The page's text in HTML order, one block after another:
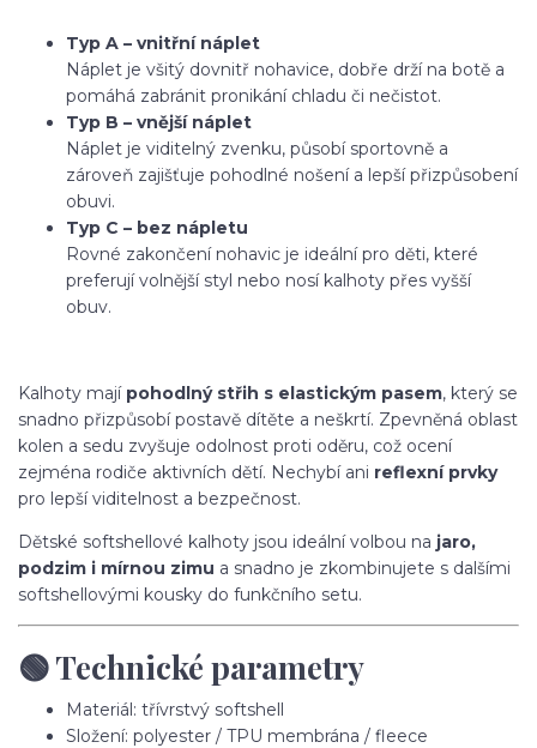
Typ A – vnitřní náplet
Náplet je všitý dovnitř nohavice, dobře drží na botě a
pomáhá zabránit pronikání chladu či nečistot.
Typ B – vnější náplet
Náplet je viditelný zvenku, působí sportovně a
zároveň zajišťuje pohodlné nošení a lepší přizpůsobení
obuvi.
Typ C – bez nápletu
Rovné zakončení nohavic je ideální pro děti, které
preferují volnější styl nebo nosí kalhoty přes vyšší
obuv.
Kalhoty mají pohodlný střih s elastickým pasem, který se
snadno přizpůsobí postavě dítěte a neškrtí. Zpevněná oblast
kolen a sedu zvyšuje odolnost proti oděru, což ocení
zejména rodiče aktivních dětí. Nechybí ani reflexní prvky
pro lepší viditelnost a bezpečnost.
Dětské softshellové kalhoty jsou ideální volbou na jaro,
podzim i mírnou zimu a snadno je zkombinujete s dalšími
softshellovými kousky do funkčního setu.
🟢 Technické parametry
Materiál: třívrstvý softshell
Složení: polyester / TPU membrána / fleece